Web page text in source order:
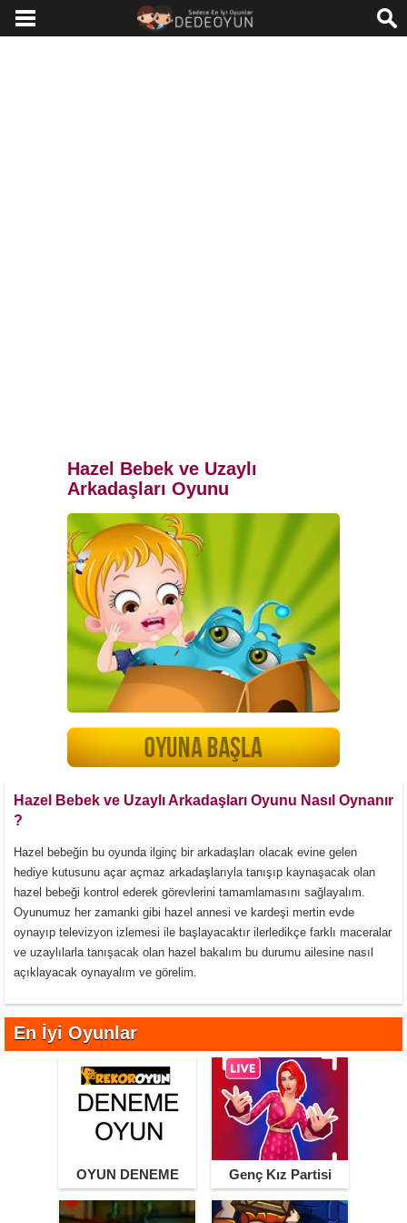
Hazel Bebek ve Uzaylı
Arkadaşları Oyunu
Hazel Bebek ve Uzaylı Arkadaşları Oyunu Nasıl Oynanır
?
Hazel bebeğin bu oyunda ilginç bir arkadaşları olacak evine gelen
hediye kutusunu açar açmaz arkadaşlarıyla tanışıp kaynaşacak olan
hazel bebeği kontrol ederek görevlerini tamamlamasını sağlayalım.
Oyunumuz her zamanki gibi hazel annesi ve kardeşi mertin evde
oynayıp televizyon izlemesi ile başlayacaktır ilerledikçe farklı maceralar
ve uzaylılarla tanışacak olan hazel bakalım bu durumu ailesine nasıl
açıklayacak oynayalım ve görelim.
En İyi Oyunlar
OYUN DENEME Genç Kız Partisi